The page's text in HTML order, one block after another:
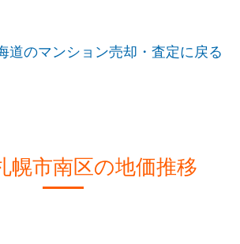
道のマンション売却・査定に戻る
幌市南区の地価推移